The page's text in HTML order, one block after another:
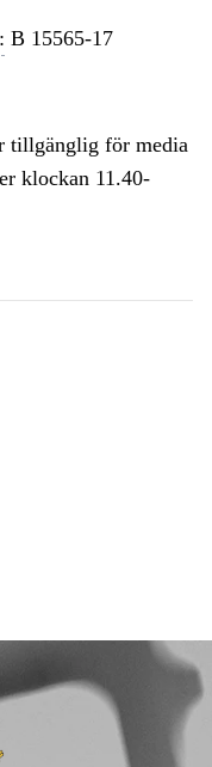
B 15565-17
tillgänglig för media
klockan 11.40-